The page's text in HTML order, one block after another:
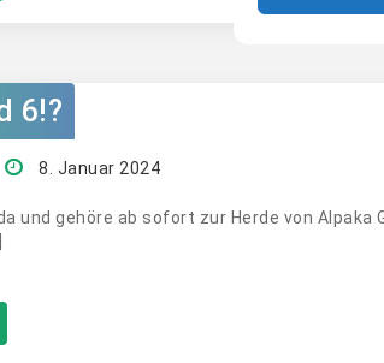
6!?
8. Januar 2024
und gehöre ab sofort zur Herde von Alpaka